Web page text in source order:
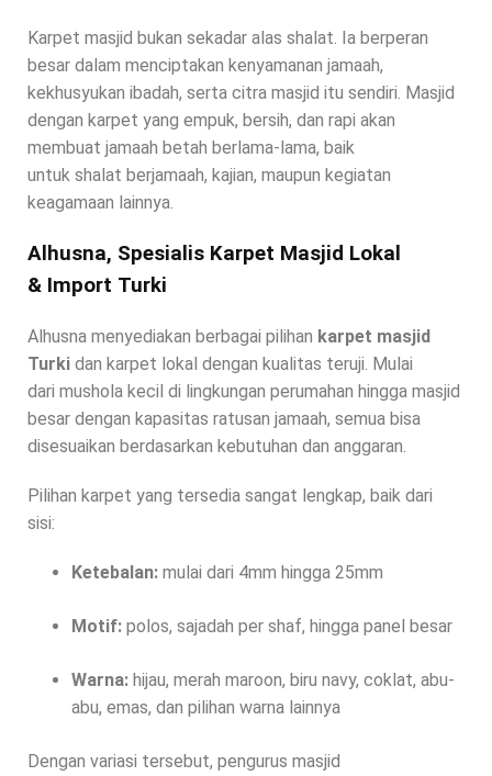
Karpet masjid bukan sekadar alas shalat. Ia berperan
besar dalam menciptakan kenyamanan jamaah,
kekhusyukan ibadah, serta citra masjid itu sendiri. Masjid
dengan karpet yang empuk, bersih, dan rapi akan
membuat jamaah betah berlama-lama, baik
untuk shalat berjamaah, kajian, maupun kegiatan
keagamaan lainnya.
Alhusna, Spesialis Karpet Masjid Lokal
& Import Turki
Alhusna menyediakan berbagai pilihan karpet masjid
Turki dan karpet lokal dengan kualitas teruji. Mulai
dari mushola kecil di lingkungan perumahan hingga masjid
besar dengan kapasitas ratusan jamaah, semua bisa
disesuaikan berdasarkan kebutuhan dan anggaran.
Pilihan karpet yang tersedia sangat lengkap, baik dari
sisi:
Ketebalan: mulai dari 4mm hingga 25mm
Motif: polos, sajadah per shaf, hingga panel besar
Warna: hijau, merah maroon, biru navy, coklat, abu-
abu, emas, dan pilihan warna lainnya
Dengan variasi tersebut, pengurus masjid